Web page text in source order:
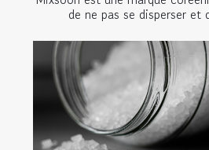
de ne pas se disperser et